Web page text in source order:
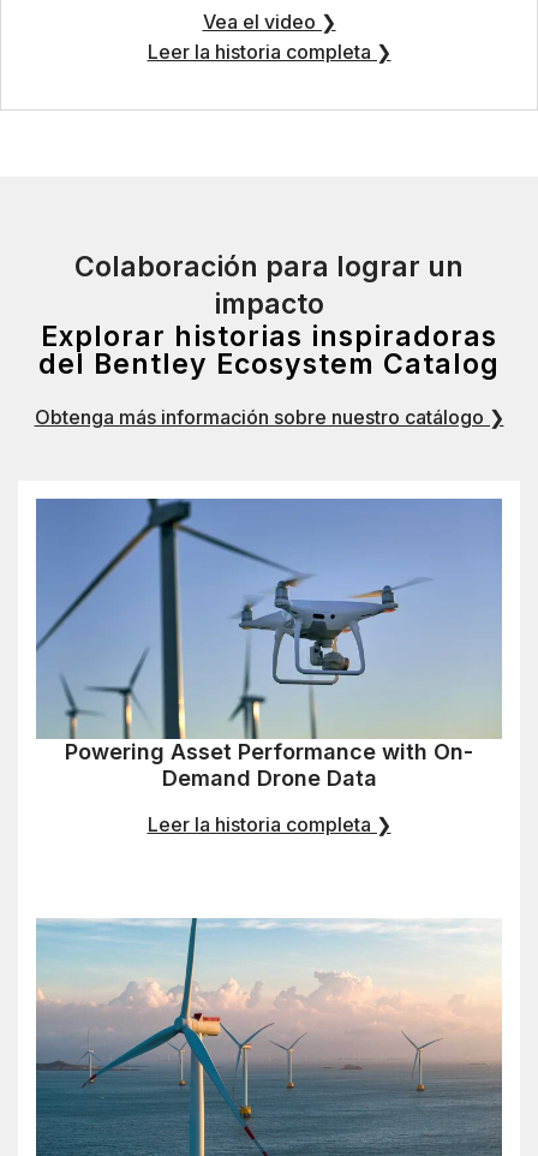
Vea el video ❯
Leer la historia completa ❯
Colaboración para lograr un
impacto
Explorar historias inspiradoras
del Bentley Ecosystem Catalog
Obtenga más información sobre nuestro catálogo ❯
Powering Asset Performance with On-
Demand Drone Data
Leer la historia completa ❯